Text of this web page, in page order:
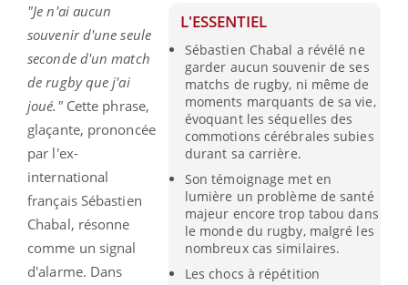
L'ESSENTIEL
Sébastien Chabal a révélé ne
garder aucun souvenir de ses
matchs de rugby, ni même de
moments marquants de sa vie,
évoquant les séquelles des
commotions cérébrales subies
durant sa carrière.
Son témoignage met en
lumière un problème de santé
majeur encore trop tabou dans
le monde du rugby, malgré les
nombreux cas similaires.
Les chocs à répétition
"Je n'ai aucun
souvenir d'une seule
seconde d'un match
de rugby que j'ai
joué."Cette phrase,
glaçante, prononcée
par l'ex-
international
français Sébastien
Chabal, résonne
comme un signal
d'alarme. Dans